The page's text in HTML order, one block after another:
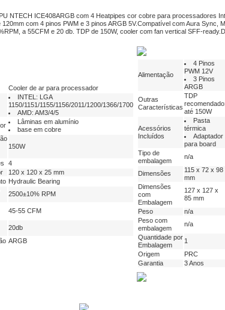
NTECH ICE408ARGB com 4 Heatpipes cor cobre para processadores
120mm com 4 pinos PWM e 3 pinos ARGB 5V.Compatível com Aura Sync,
a 55CFM e 20 db. TDP de 150W, cooler com fan vertical SFF-
Cooler de ar para processador
INTEL: LGA
1150/1151/1155/1156/2011/1200/1366/1700
AMD: AM3/4/5
Lâminas em alumínio
base em cobre
150W
4
120 x 120 x 25 mm
Hydraulic Bearing
2500±10% RPM
45-55 CFM
20db
ARGB
Alimentação
4 Pinos
PWM 12V
3 Pinos
ARGB
Outras
Características
TDP
recomendado:
até 150W
Acessórios
Incluídos
Pasta
térmica
Adaptador
para board
Tipo de
embalagem
n/a
Dimensões
115 x 72 x 98
mm
Dimensões
com
Embalagem
127 x 127 x
85 mm
Peso
n/a
Peso com
embalagem
n/a
Quantidade por
Embalagem
1
Origem
PRC
Garantia
3 Anos